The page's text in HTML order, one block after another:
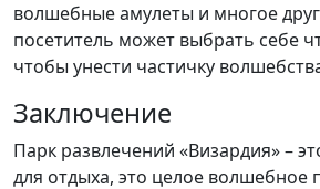
волшебные амулеты и многое
посетитель может выбрать себе
чтобы унести частичку
Заключение
Парк развлечений «Визардия» –
для отдыха, это целое волшебное